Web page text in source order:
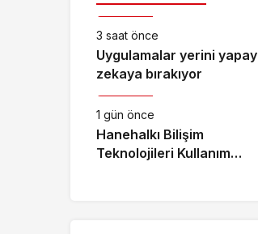
Teknoloji
3 saat önce
Uygulamalar yerini yapay
zekaya bırakıyor
1 gün önce
Hanehalkı Bilişim
Teknolojileri Kullanım